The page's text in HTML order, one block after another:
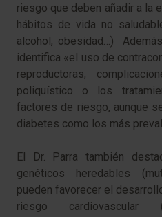
riesgo que deben añadir a la
hábitos de vida no
alcohol, obesidad…)
identifica «el uso de
reproductoras,
poliquístico o los
factores de riesgo, aunque
diabetes como los más
El Dr. Parra también
genéticos heredables
pueden favorecer el
riesgo cardiovascular